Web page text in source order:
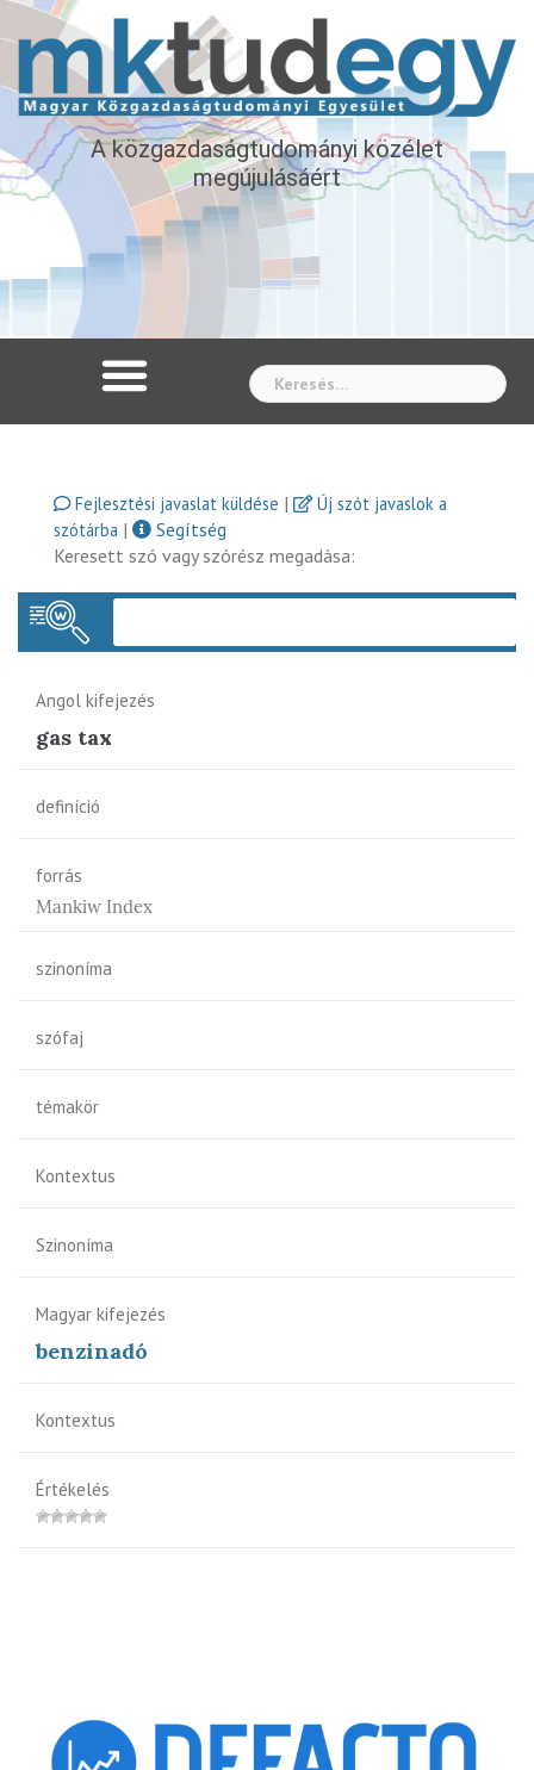
A közgazdaságtudományi közélet
megújulásáért
Fejlesztési javaslat küldése |
Új szót javaslok a
szótárba |
Segítség
Keresett szó vagy szórész megadása:
Angol kifejezés
gas tax
definíció
forrás
Mankiw Index
szinoníma
szófaj
témakör
Kontextus
Szinoníma
Magyar kifejezés
benzinadó
Kontextus
Értékelés